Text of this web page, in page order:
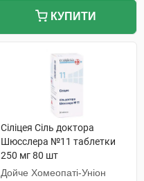
КУПИТИ
Сiлiцея Сіль доктора
Шюсслера №11 таблетки
250 мг 80 шт
Дойче Хомеопаті-Уніон